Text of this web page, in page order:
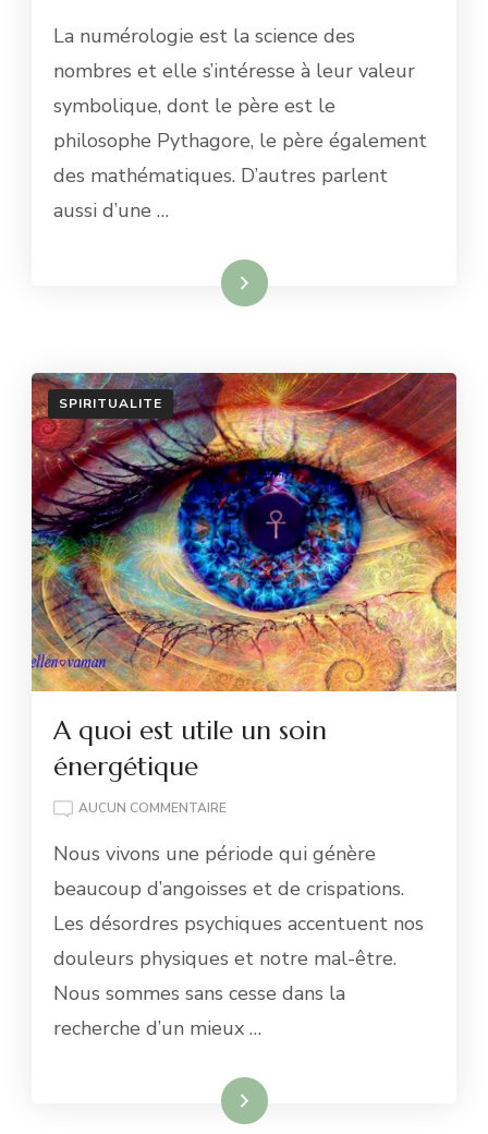
:
VÉRITABLE
OUTIL
DÉVELOPPEMENT
PERSONNEL
La numérologie est la science des
nombres et elle s’intéresse à leur valeur
symbolique, dont le père est le
philosophe Pythagore, le père également
des mathématiques. D’autres parlent
aussi d’une …
Lire la suite
SPIRITUALITE
A quoi est utile un soin
énergétique
AUCUN COMMENTAIREA
EST
UN
SOIN
Nous vivons une période qui génère
beaucoup d’angoisses et de crispations.
Les désordres psychiques accentuent nos
douleurs physiques et notre mal-être.
Nous sommes sans cesse dans la
recherche d’un mieux …
Lire la suite